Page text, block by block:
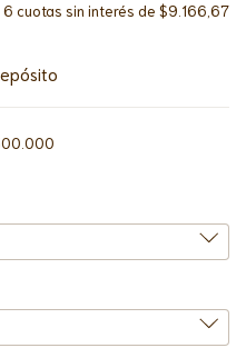
6 cuotas sin interés de $9.166,67